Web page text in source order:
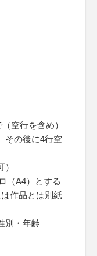
空行を含め）
その後に4行空
（A4）とする
作品とは別紙
別・年齢